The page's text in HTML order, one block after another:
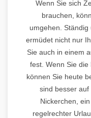
Wenn Sie sich
brauchen,
umgehen. Ständig
ermüdet nicht nur
Sie auch in einem
fest. Wenn Sie die
können Sie heute
sind besser
Nickerchen,
regelrechter